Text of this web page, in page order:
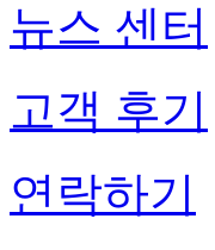
뉴스 센터
고객 후기
연락하기